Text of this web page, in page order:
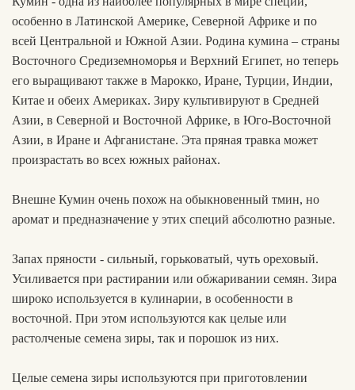
особенно в Латинской Америке, Северной Африке и по
всей Центральной и Южной Азии. Родина кумина – страны
Восточного Средиземноморья и Верхний Египет, но теперь
его выращивают также в Марокко, Иране, Турции, Индии,
Китае и обеих Америках. Зиру культивируют в Средней
Азии, в Северной и Восточной Африке, в Юго-Восточной
Азии, в Иране и Афганистане. Эта пряная травка может
произрастать во всех южных районах.
Внешне Кумин очень похож на обыкновенный тмин, но
аромат и предназначение у этих специй абсолютно разные.
Запах пряности - сильный, горьковатый, чуть ореховый.
Усиливается при растирании или обжаривании семян. Зира
широко используется в кулинарии, в особенности в
восточной. При этом используются как целые или
растолченые семена зиры, так и порошок из них.
Целые семена зиры используются при приготовлении